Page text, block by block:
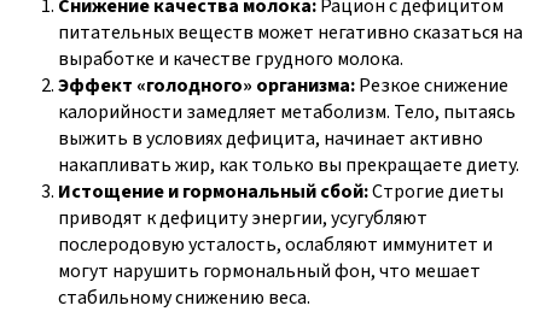
Снижение качества молока:Рацион с дефицитом
питательных веществ может негативно сказаться на
выработке и качестве грудного молока.
Эффект «голодного» организма:Резкое снижение
калорийности замедляет метаболизм. Тело, пытаясь
выжить в условиях дефицита, начинает активно
накапливать жир, как только вы прекращаете диету.
Истощение и гормональный сбой:Строгие диеты
приводят к дефициту энергии, усугубляют
послеродовую усталость, ослабляют иммунитет и
могут нарушить гормональный фон, что мешает
стабильному снижению веса.